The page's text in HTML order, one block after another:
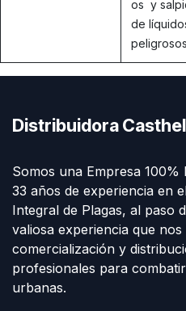
os y
de
Distribuidora
Somos una Empresa 100%
33 años de experiencia en
Integral de Plagas, al paso
valiosa experiencia que
comercialización y
profesionales para
urbanas.